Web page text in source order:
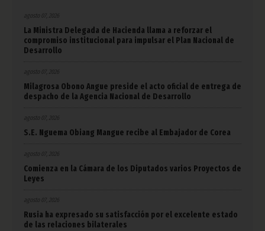
agosto 07, 2026
La Ministra Delegada de Hacienda llama a reforzar el
compromiso institucional para impulsar el Plan Nacional de
Desarrollo
agosto 07, 2026
Milagrosa Obono Angue preside el acto oficial de entrega de
despacho de la Agencia Nacional de Desarrollo
agosto 07, 2026
S.E. Nguema Obiang Mangue recibe al Embajador de Corea
agosto 07, 2026
Comienza en la Cámara de los Diputados varios Proyectos de
Leyes
agosto 07, 2026
Rusia ha expresado su satisfacción por el excelente estado
de las relaciones bilaterales